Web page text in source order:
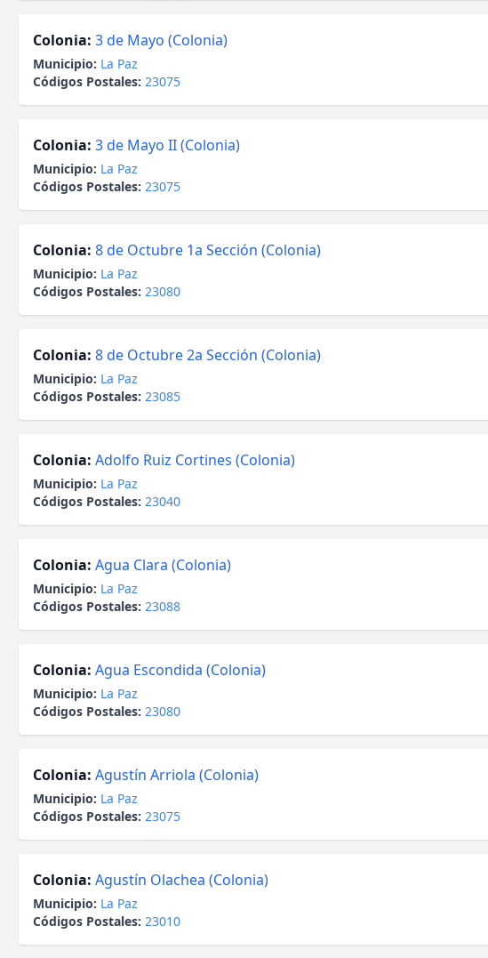
Colonia: 3 de Mayo (Colonia)
Municipio: La Paz
Códigos Postales: 23075
Colonia: 3 de Mayo II (Colonia)
Municipio: La Paz
Códigos Postales: 23075
Colonia: 8 de Octubre 1a Sección (Colonia)
Municipio: La Paz
Códigos Postales: 23080
Colonia: 8 de Octubre 2a Sección (Colonia)
Municipio: La Paz
Códigos Postales: 23085
Colonia: Adolfo Ruiz Cortines (Colonia)
Municipio: La Paz
Códigos Postales: 23040
Colonia: Agua Clara (Colonia)
Municipio: La Paz
Códigos Postales: 23088
Colonia: Agua Escondida (Colonia)
Municipio: La Paz
Códigos Postales: 23080
Colonia: Agustín Arriola (Colonia)
Municipio: La Paz
Códigos Postales: 23075
Colonia: Agustín Olachea (Colonia)
Municipio: La Paz
Códigos Postales: 23010